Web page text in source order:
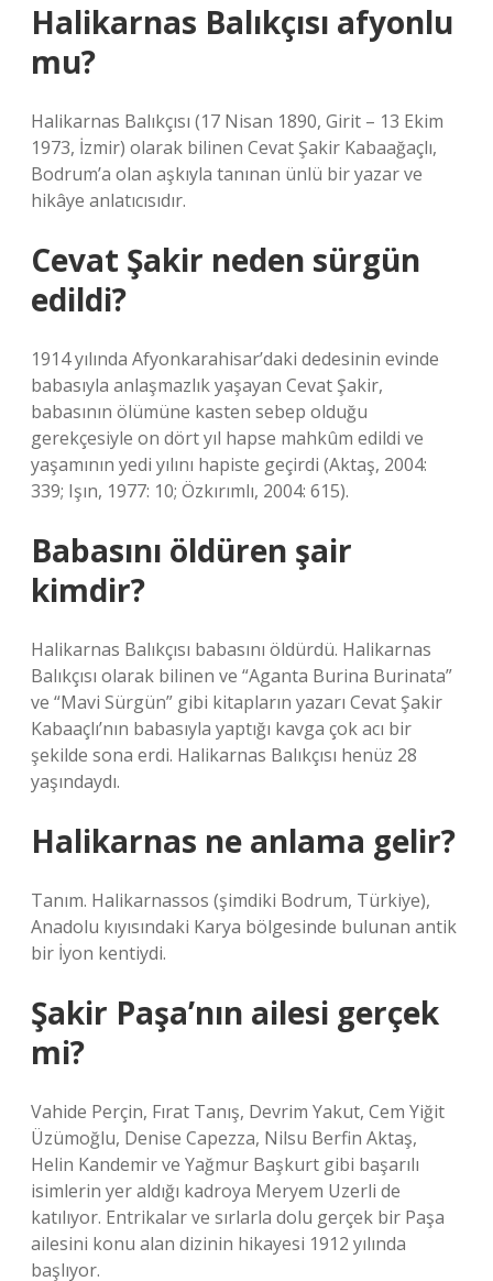
Halikarnas Balıkçısı afyonlu
mu?
Halikarnas Balıkçısı (17 Nisan 1890, Girit – 13 Ekim
1973, İzmir) olarak bilinen Cevat Şakir Kabaağaçlı,
Bodrum’a olan aşkıyla tanınan ünlü bir yazar ve
hikâye anlatıcısıdır.
Cevat Şakir neden sürgün
edildi?
1914 yılında Afyonkarahisar’daki dedesinin evinde
babasıyla anlaşmazlık yaşayan Cevat Şakir,
babasının ölümüne kasten sebep olduğu
gerekçesiyle on dört yıl hapse mahkûm edildi ve
yaşamının yedi yılını hapiste geçirdi (Aktaş, 2004:
339; Işın, 1977: 10; Özkırımlı, 2004: 615).
Babasını öldüren şair
kimdir?
Halikarnas Balıkçısı babasını öldürdü. Halikarnas
Balıkçısı olarak bilinen ve “Aganta Burina Burinata”
ve “Mavi Sürgün” gibi kitapların yazarı Cevat Şakir
Kabaaçlı’nın babasıyla yaptığı kavga çok acı bir
şekilde sona erdi. Halikarnas Balıkçısı henüz 28
yaşındaydı.
Halikarnas ne anlama gelir?
Tanım. Halikarnassos (şimdiki Bodrum, Türkiye),
Anadolu kıyısındaki Karya bölgesinde bulunan antik
bir İyon kentiydi.
Şakir Paşa’nın ailesi gerçek
mi?
Vahide Perçin, Fırat Tanış, Devrim Yakut, Cem Yiğit
Üzümoğlu, Denise Capezza, Nilsu Berfin Aktaş,
Helin Kandemir ve Yağmur Başkurt gibi başarılı
isimlerin yer aldığı kadroya Meryem Uzerli de
katılıyor. Entrikalar ve sırlarla dolu gerçek bir Paşa
ailesini konu alan dizinin hikayesi 1912 yılında
başlıyor.